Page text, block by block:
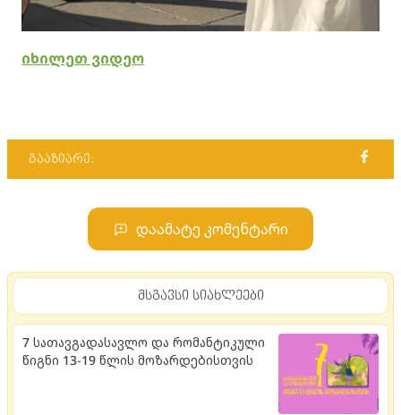
იხილეთ ვიდეო
გააზიარე:
დაამატე კომენტარი
მსგავსი სიახლეები
7 სათავგადასავლო და რომანტიკული
წიგნი 13-19 წლის მოზარდებისთვის